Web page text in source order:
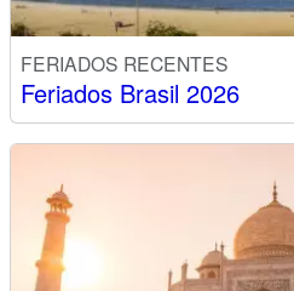
FERIADOS RECENTES
Feriados Brasil 2026